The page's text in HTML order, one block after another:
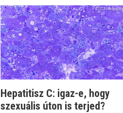
Hepatitisz C: igaz-e, hogy
szexuális úton is terjed?